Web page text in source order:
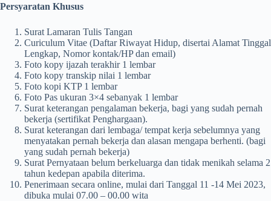
Persyaratan Khusus
Surat Lamaran Tulis Tangan
Curiculum Vitae (Daftar Riwayat Hidup, disertai Alamat Tinggal
Lengkap, Nomor kontak/HP dan email)
Foto kopy ijazah terakhir 1 lembar
Foto kopy transkip nilai 1 lembar
Foto kopi KTP 1 lembar
Foto Pas ukuran 3×4 sebanyak 1 lembar
Surat keterangan pengalaman bekerja, bagi yang sudah pernah
bekerja (sertifikat Penghargaan).
Surat keterangan dari lembaga/ tempat kerja sebelumnya yang
menyatakan pernah bekerja dan alasan mengapa berhenti. (bagi
yang sudah pernah bekerja)
Surat Pernyataan belum berkeluarga dan tidak menikah selama 2
tahun kedepan apabila diterima.
Penerimaan secara online, mulai dari Tanggal 11 -14 Mei 2023,
dibuka mulai 07.00 – 00.00 wita